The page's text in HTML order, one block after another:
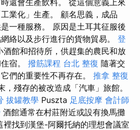
還會生產飲料。 從這個意義上來
業化」生產。 顧名思義，成品
是一種服務。 原因是土耳其征服後
絡以及步行進行的貨物貿易。 登
酒館和招待所，供趕集的農民和放
宿。 撥筋課程 台北 整復 隨著交
們的重要性不再存在。 推拿 整復
，殘存的被改造成「汽車」旅館。
拔罐教學 Puszta 足底按摩 會計師
酒館通常在村莊附近或設有換馬攤
找到漢堡-阿爾托納的理想會議室